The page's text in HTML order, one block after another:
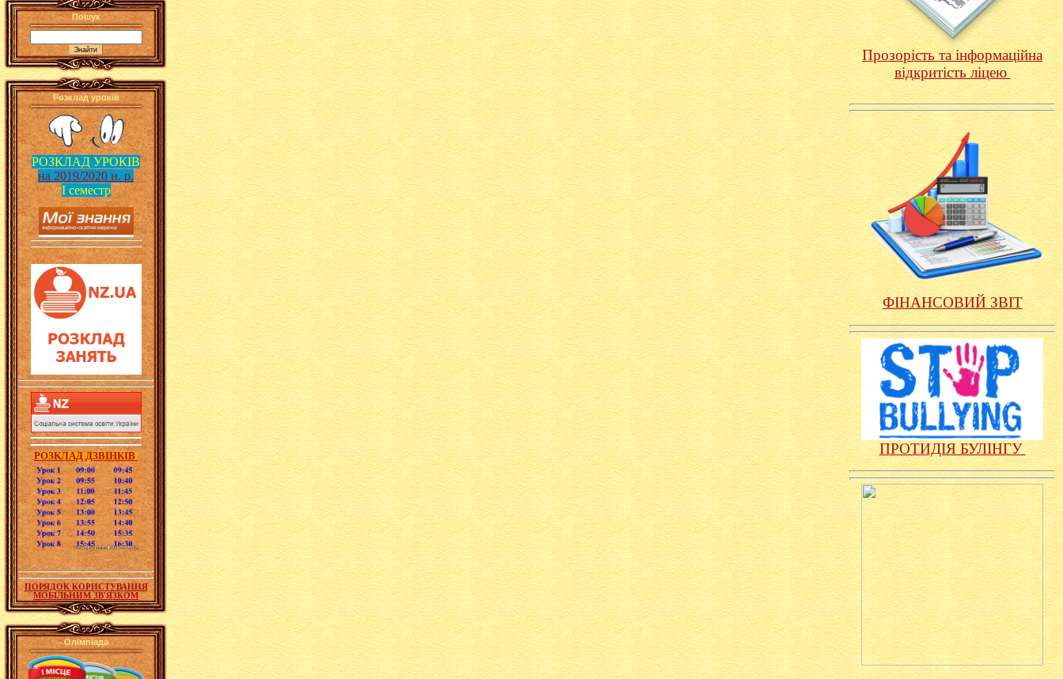
Пошук
Розклад уроків
РОЗКЛАД УРОКІВ
на 2019/2020 н. р.
І семестр
РОЗКЛАД ДЗВІНКІВ
ПОРЯДОК КОРИСТУВАННЯ
МОБІЛЬНИМ ЗВ'ЯЗКОМ
Олімпіада
Прозорість та інформаційна
відкритість ліцею
ФІНАНСОВИЙ ЗВІТ
ПРОТИДІЯ БУЛІНГУ